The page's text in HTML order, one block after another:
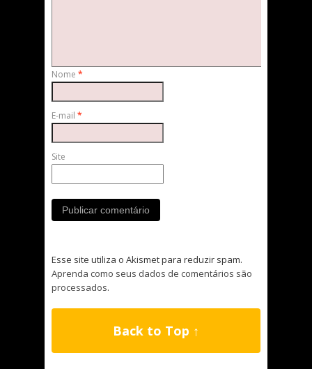
Nome *
E-mail *
Site
Esse site utiliza o Akismet para reduzir spam.
Aprenda como seus dados de comentários são
processados.
Back to Top ↑